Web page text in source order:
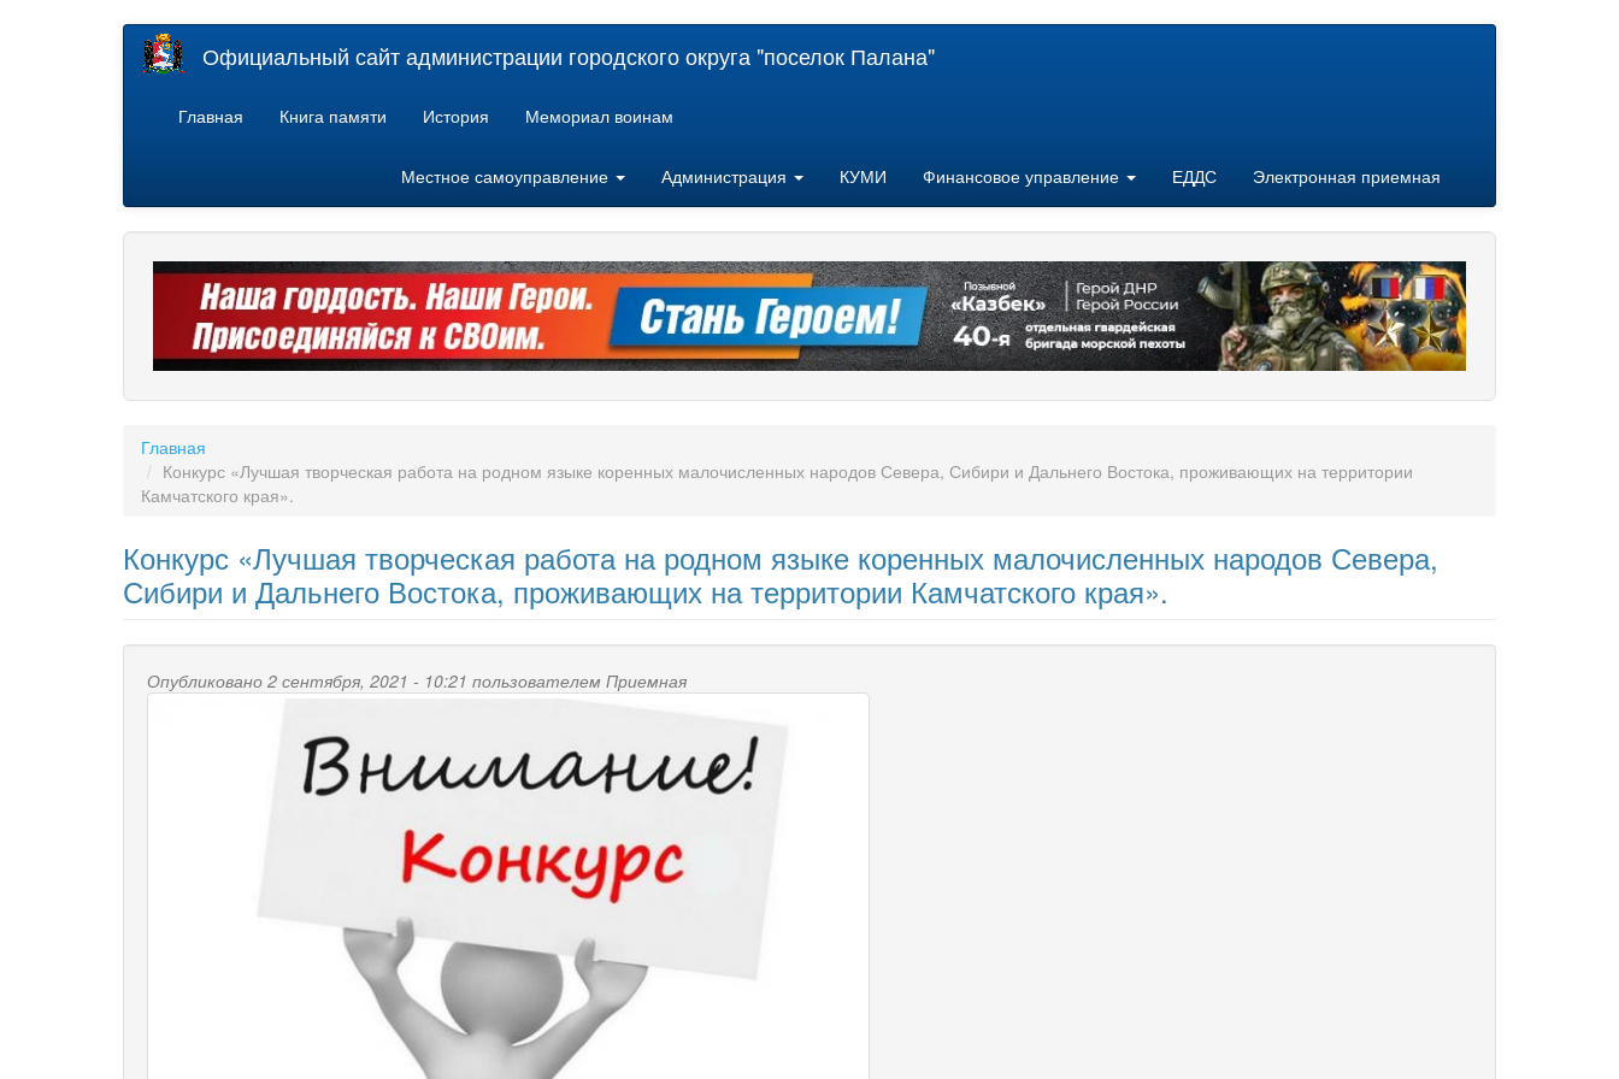
Официальный сайт администрации городского округа "поселок Палана"
Главная Книга памяти История Мемориал воинам
Местное самоуправление Администрация КУМИ Финансовое управление ЕДДС Электронная приемная
Главная
Конкурс «Лучшая творческая работа на родном языке коренных малочисленных народов Севера, Сибири и Дальнего Востока, проживающих на территории
Камчатского края».
Конкурс «Лучшая творческая работа на родном языке коренных малочисленных народов Севера,
Сибири и Дальнего Востока, проживающих на территории Камчатского края».
Опубликовано 2 сентября, 2021 - 10:21 пользователем Приемная